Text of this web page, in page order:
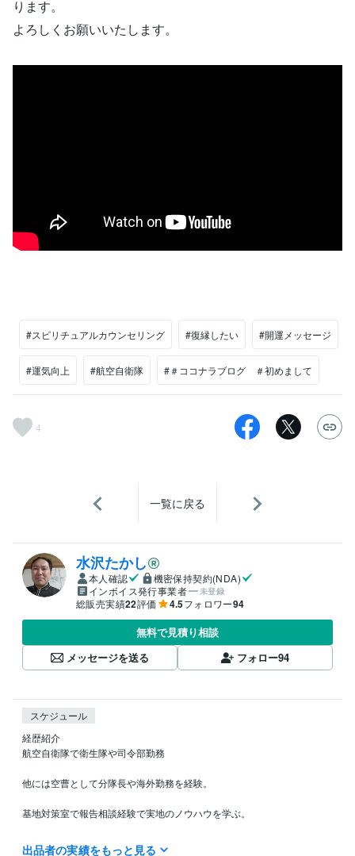
ります。
よろしくお願いいたします。
#スピリチュアルカウンセリング #復縁したい #開運メッセージ
#運気向上 #航空自衛隊 #＃ココナラブログ ＃初めまして
4
一覧に戻る
水沢たかし
本人確認
機密保持契約(NDA)
インボイス発行事業者
未登録
総販売実績22評価 4.5フォロワー94
無料で見積り相談
メッセージを送る
フォロー94
スケジュール
経歴紹介
航空自衛隊で衛生隊や司令部勤務
他には空曹として分隊長や海外勤務を経験。
基地対策室で報告相談経験で実地のノウハウを学ぶ。
ライバーとして3カ月間のトークを通じてのお仕事に活かしています
出品者の実績をもっと見る